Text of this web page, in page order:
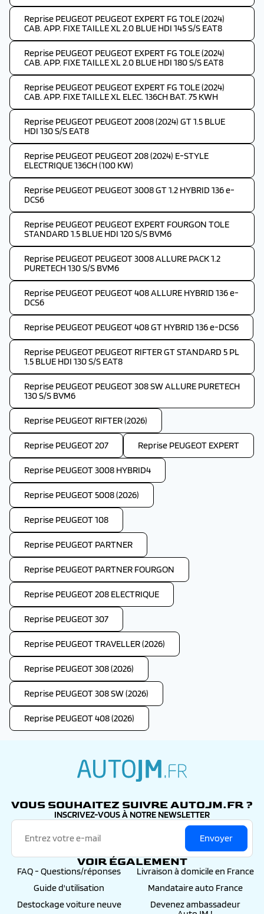
Reprise PEUGEOT PEUGEOT EXPERT FG TOLE (2024)
CAB. APP. FIXE TAILLE XL 2.0 BLUE HDI 145 S/S EAT8
Reprise PEUGEOT PEUGEOT EXPERT FG TOLE (2024)
CAB. APP. FIXE TAILLE XL 2.0 BLUE HDI 180 S/S EAT8
Reprise PEUGEOT PEUGEOT EXPERT FG TOLE (2024)
CAB. APP. FIXE TAILLE XL ELEC. 136CH BAT. 75 KWH
Reprise PEUGEOT PEUGEOT 2008 (2024) GT 1.5 BLUE
HDI 130 S/S EAT8
Reprise PEUGEOT PEUGEOT 208 (2024) E-STYLE
ELECTRIQUE 136CH (100 KW)
Reprise PEUGEOT PEUGEOT 3008 GT 1.2 HYBRID 136 e-
DCS6
Reprise PEUGEOT PEUGEOT EXPERT FOURGON TOLE
STANDARD 1.5 BLUE HDI 120 S/S BVM6
Reprise PEUGEOT PEUGEOT 3008 ALLURE PACK 1.2
PURETECH 130 S/S BVM6
Reprise PEUGEOT PEUGEOT 408 ALLURE HYBRID 136 e-
DCS6
Reprise PEUGEOT PEUGEOT 408 GT HYBRID 136 e-DCS6
Reprise PEUGEOT PEUGEOT RIFTER GT STANDARD 5 PL
1.5 BLUE HDI 130 S/S EAT8
Reprise PEUGEOT PEUGEOT 308 SW ALLURE PURETECH
130 S/S BVM6
Reprise PEUGEOT RIFTER (2026)
Reprise PEUGEOT 207 Reprise PEUGEOT EXPERT
Reprise PEUGEOT 3008 HYBRID4
Reprise PEUGEOT 5008 (2026)
Reprise PEUGEOT 108
Reprise PEUGEOT PARTNER
Reprise PEUGEOT PARTNER FOURGON
Reprise PEUGEOT 208 ELECTRIQUE
Reprise PEUGEOT 307
Reprise PEUGEOT TRAVELLER (2026)
Reprise PEUGEOT 308 (2026)
Reprise PEUGEOT 308 SW (2026)
Reprise PEUGEOT 408 (2026)
VOUS SOUHAITEZ SUIVRE AUTOJM.FR ?
INSCRIVEZ-VOUS À NOTRE NEWSLETTER
Envoyer
VOIR ÉGALEMENT
FAQ - Questions/réponses
Livraison à domicile en France
Guide d'utilisation
Mandataire auto France
Destockage voiture neuve
Devenez ambassadeur